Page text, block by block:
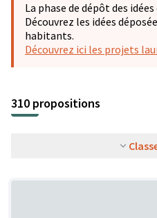
La phase de dépôt des
Découvrez les idées
habitants.
Découvrez ici les projets
310 propositions